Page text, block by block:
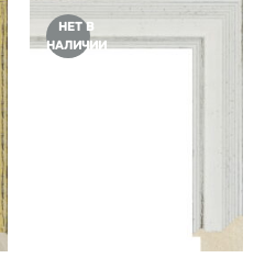
НЕТ В
НАЛИЧИИ